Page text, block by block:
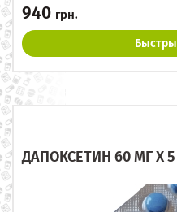
940 грн.
ДАПОКСЕТИН 60 МГ X